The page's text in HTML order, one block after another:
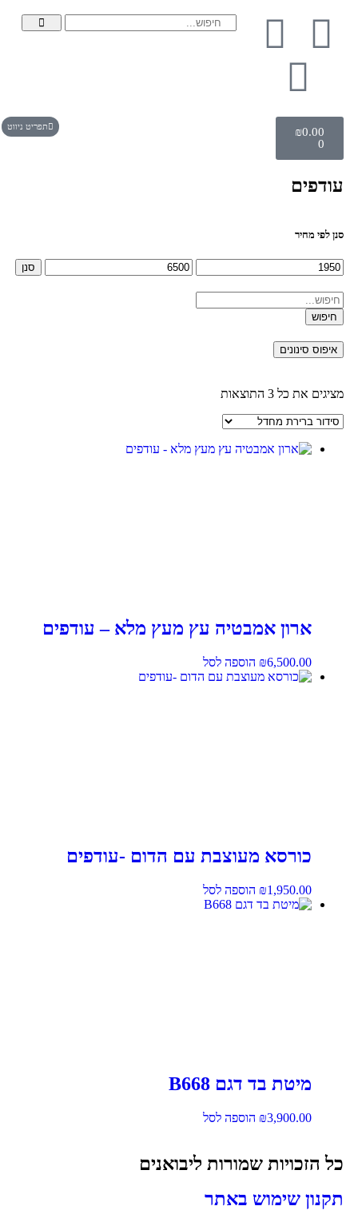
₪0.00
תפריט ניווט
עודפים
סנן לפי מחיר
סנן
חיפוש
איפוס סינונים
מציגים את כל ⁦3⁩ התוצאות
ארון אמבטיה עץ מעץ מלא – עודפים
₪6,500.00 הוספה לסל
כורסא מעוצבת עם הדום -עודפים
₪ 1,950.00 הוספה לסל
מיטת בד דגם B668
₪3,900.00 הוספה לסל
כל הזכויות שמורות ליבואנים
תקנון שימוש באתר